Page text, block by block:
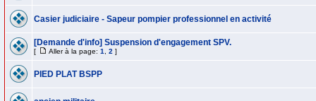
Casier judiciaire - Sapeur pompier professionnel en activité
[Demande d'info] Suspension d'engagement SPV.
[ Aller à la page: 1 2 ]
PIED PLAT BSPP